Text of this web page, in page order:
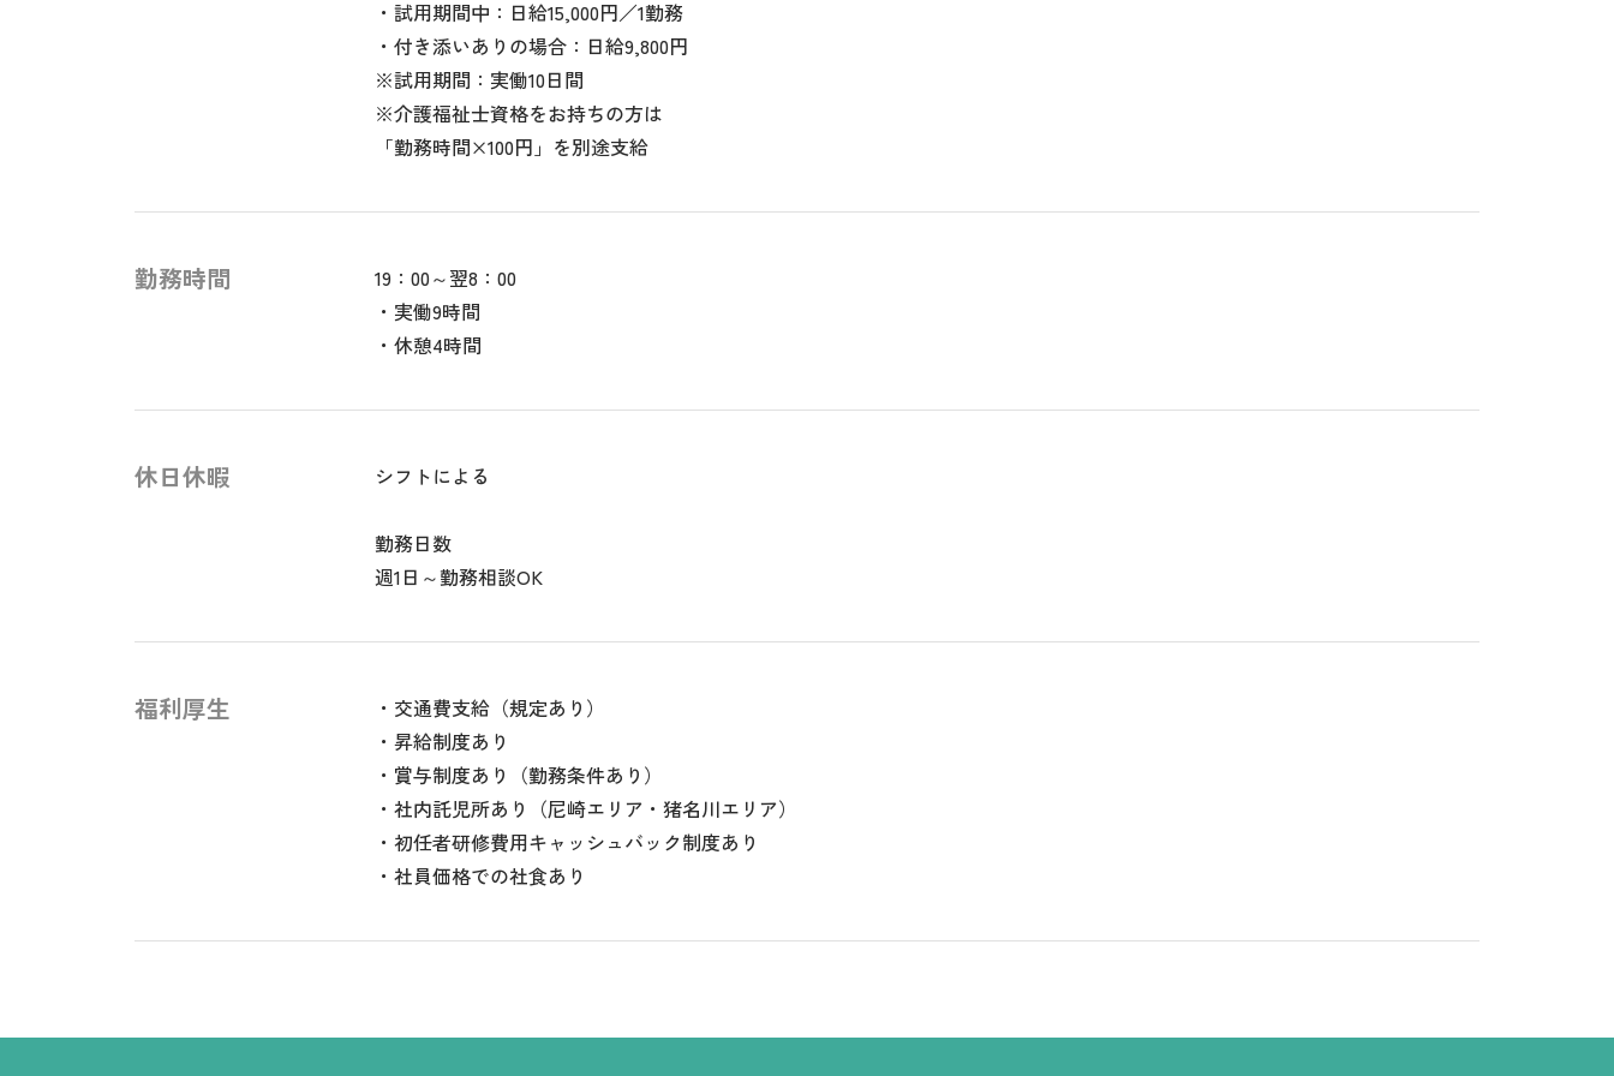
・試用期間中：日給15,000円／1勤務
・付き添いありの場合：日給9,800円
※試用期間：実働10日間
※介護福祉士資格をお持ちの方は
「勤務時間×100円」を別途支給
勤務時間
19：00～翌8：00
・実働9時間
・休憩4時間
休日休暇 シフトによる
勤務日数
週1日～勤務相談OK
福利厚生
・交通費支給（規定あり）
・昇給制度あり
・賞与制度あり（勤務条件あり）
・社内託児所あり（尼崎エリア・猪名川エリア）
・初任者研修費用キャッシュバック制度あり
・社員価格での社食あり